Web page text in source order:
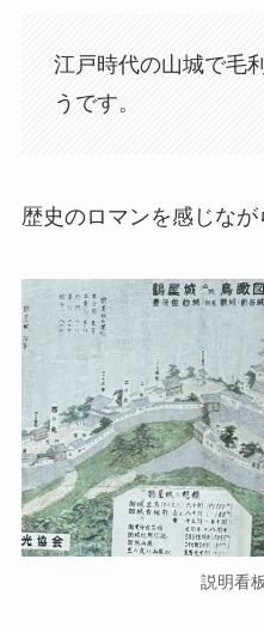
江戸時代の山城で毛
うです。
歴史のロマンを感じなが
説明看